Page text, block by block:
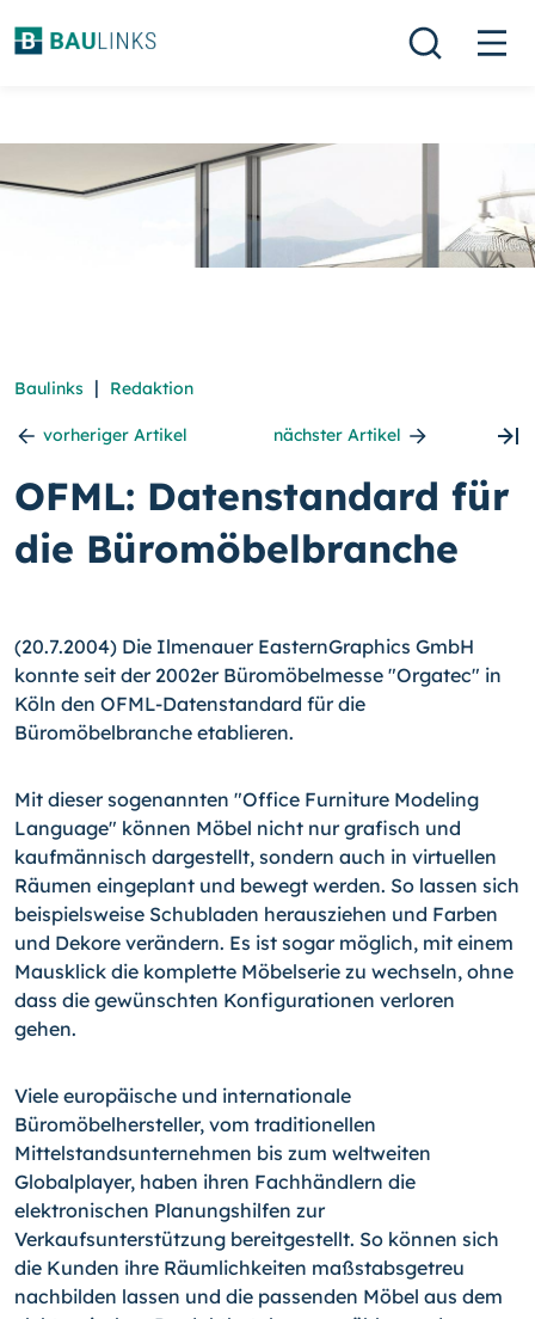
Baulinks | Redaktion
vorheriger Artikel nächster Artikel
OFML: Datenstandard für
die Büromöbelbranche
(20.7.2004) Die Ilmenauer EasternGraphics GmbH
konnte seit der 2002er Büromöbelmesse "Orgatec" in
Köln den OFML-Datenstandard für die
Büromöbelbranche etablieren.
Mit dieser sogenannten "Office Furniture Modeling
Language" können Möbel nicht nur grafisch und
kaufmännisch dargestellt, sondern auch in virtuellen
Räumen eingeplant und bewegt werden. So lassen sich
beispielsweise Schubladen herausziehen und Farben
und Dekore verändern. Es ist sogar möglich, mit einem
Mausklick die komplette Möbelserie zu wechseln, ohne
dass die gewünschten Konfigurationen verloren
gehen.
Viele europäische und internationale
Büromöbelhersteller, vom traditionellen
Mittelstandsunternehmen bis zum weltweiten
Globalplayer, haben ihren Fachhändlern die
elektronischen Planungshilfen zur
Verkaufsunterstützung bereitgestellt. So können sich
die Kunden ihre Räumlichkeiten maßstabsgetreu
nachbilden lassen und die passenden Möbel aus dem